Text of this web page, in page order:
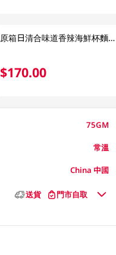
原箱日清合味道香辣海鮮杯麵 24 X 75GM
$170.00
75GM
常溫
China 中國
送貨 門市自取